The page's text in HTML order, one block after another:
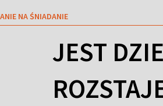
NA ŚNIADANIE
JEST